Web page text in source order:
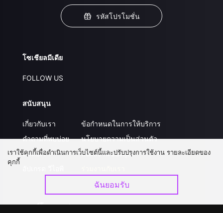
รหัสโปรโมชั่น
โซเชียลมีเดีย
FOLLOW US
สนับสนุน
เกี่ยวกับเรา
คำถามที่พบบ่อย
ติดต่อเรา
ข้อกำหนดในการให้บริการ
นโยบายความเป็นส่วนตัว
ส่งผลงานของคุณ
ดาวน์โหลดแอป
เราใช้คุกกี้เพื่อดำเนินการเว็บไซต์นี้และปรับปรุงการใช้งาน รายละเอียดของ
คุกกี้
ฉันยอมรับ